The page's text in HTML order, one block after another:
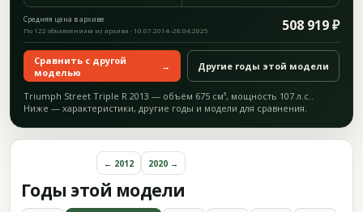
Средняя цена в архиве 508 919 ₽
По 122 объявлениям из архива · 10.07.2014–28.04.2025
Сравнить с другой
моделью
→ Другие годы этой модели
Triumph Street Triple R 2013 — объём 675 см³, мощность 107 л.с..
Ниже — характеристики, другие годы и модели для сравнения.
Годы этой модели
← 2012 2020 →